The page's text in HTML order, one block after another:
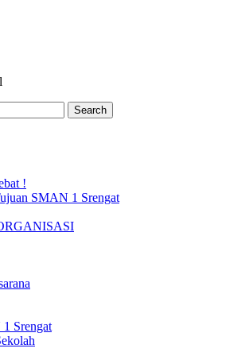
!
SMAN 1 Srengat
Srengat